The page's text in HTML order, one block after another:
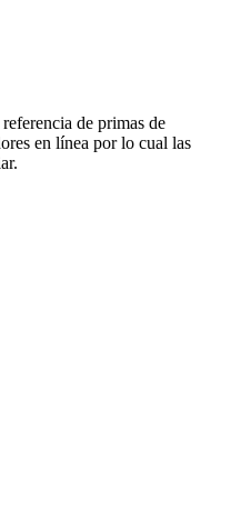
de primas de
en línea por lo cual las